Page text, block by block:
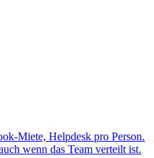
Miete, Helpdesk pro Person.
wenn das Team verteilt ist.